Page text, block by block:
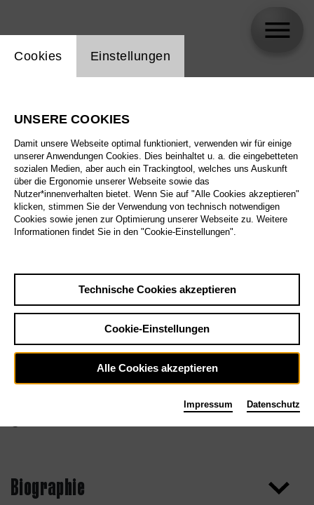
Biographie
Einstellung Website Cookie
Cookies Einstellungen
UNSERE COOKIES
Damit unsere Webseite optimal funktioniert, verwenden wir für einige
unserer Anwendungen Cookies. Dies beinhaltet u. a. die eingebetteten
sozialen Medien, aber auch ein Trackingtool, welches uns Auskunft
über die Ergonomie unserer Webseite sowie das
Nutzer*innenverhalten bietet. Wenn Sie auf "Alle Cookies akzeptieren"
klicken, stimmen Sie der Verwendung von technisch notwendigen
Cookies sowie jenen zur Optimierung unserer Webseite zu. Weitere
Informationen findet Sie in den "Cookie-Einstellungen".
Technische Cookies akzeptieren
Cookie-Einstellungen
Alle Cookies akzeptieren
Impressum Datenschutz